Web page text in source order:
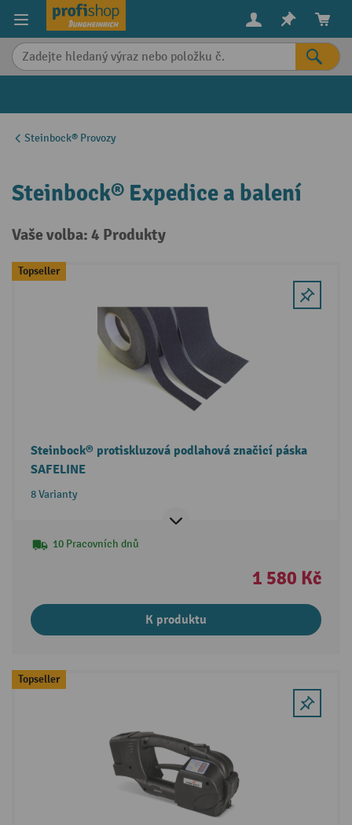
content
Steinbock® Provozy
Steinbock® Expedice a balení
Vaše volba: 4 Produkty
Topseller
Steinbock® protiskluzová podlahová značicí páska
SAFELINE
8 Varianty
10 Pracovních dnů
1 580 Kč
K produktu
Topseller